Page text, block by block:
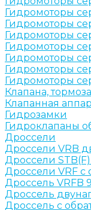
Гидромоторы
Гидромоторы
Гидромоторы
Гидромоторы
Гидромоторы
Гидромоторы
Гидромоторы
Клапана,
Клапанная
Гидрозамки
Гидроклапаны
Дроссели
Дроссели VRB
Дроссели
Дроссели VRF с
Дроссель VRFB
Дроссель
Дроссель с